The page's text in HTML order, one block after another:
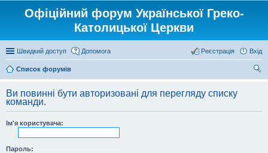
Офіційний форум Української Греко-
Католицької Церкви
Швидкий доступ Допомога Вхід
Реєстрація
Список форумів
Ви повинні бути авторизовані для перегляду списку
команди.
Ім'я користувача:
Пароль: